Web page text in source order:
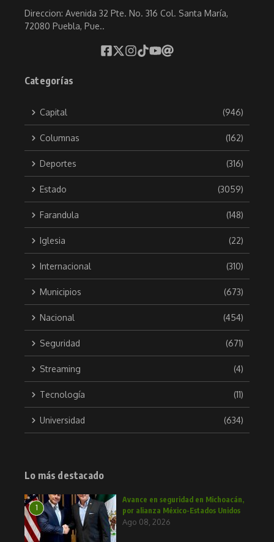
Direccion: Avenida 32 Pte. No. 316 Col. Santa María,
72080 Puebla, Pue..
Categorías
Capital (946)
Columnas (162)
Deportes (316)
Estado (3059)
Farandula (148)
Iglesia (22)
Internacional (310)
Municipios (673)
Nacional (454)
Seguridad (671)
Streaming (4)
Tecnología (11)
Universidad (634)
Lo más destacado
1
Avance en seguridad en Michoacán,
por alianza México-Estados Unidos
Ago 08, 2026